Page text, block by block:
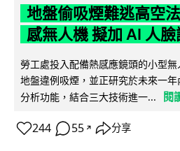
地盤偷吸煙難逃高空
感無人機 擬加 AI 人
勞工處投入配備熱感應鏡頭的小型
地盤違例吸煙，並正研究於未來一
分析功能，結合三大技術進一...
閱
244 55 ↗ 分享